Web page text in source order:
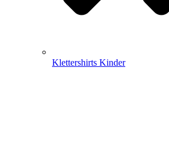
Klettershirts Kinder